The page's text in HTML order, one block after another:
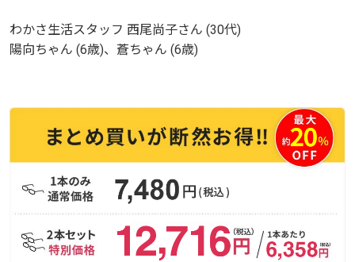
わかさ生活スタッフ 西尾尚子さん (30代)
陽向ちゃん (6歳)、蒼ちゃん (6歳)
わかさ生活スタッフ 西尾尚子さん (30代)
陽向ちゃん (6歳)、蒼ちゃん (6歳)